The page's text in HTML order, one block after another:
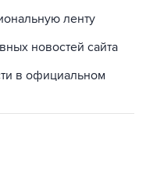
ленту
новостей сайта
в официальном